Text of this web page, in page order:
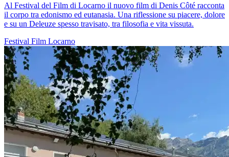
Al Festival del Film di Locarno il nuovo film di Denis Côté racconta
il corpo tra edonismo ed eutanasia. Una riflessione su piacere, dolore
e su un Deleuze spesso travisato, tra filosofia e vita vissuta.
Festival Film Locarno